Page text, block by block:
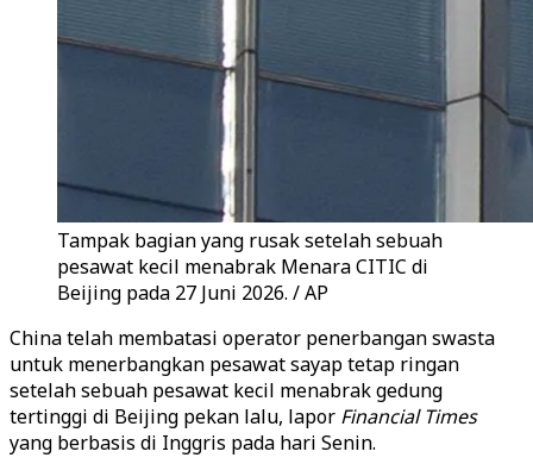
Tampak bagian yang rusak setelah sebuah
pesawat kecil menabrak Menara CITIC di
Beijing pada 27 Juni 2026. / AP
China telah membatasi operator penerbangan swasta
untuk menerbangkan pesawat sayap tetap ringan
setelah sebuah pesawat kecil menabrak gedung
tertinggi di Beijing pekan lalu, lapor Financial Times
yang berbasis di Inggris pada hari Senin.